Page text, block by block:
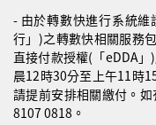
- 由於轉數快進行系統
行」)之轉數快相關服務
直接付款授權(「eDDA
晨12時30分至上午11時
請提前安排相關繳付。
8107 0818。